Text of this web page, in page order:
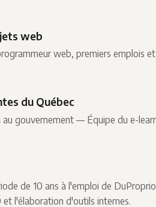
web
web, premiers emplois et
du Québec
au gouvernement — Équipe du e-
de 10 ans à l'emploi de
et l'élaboration d'outils internes.